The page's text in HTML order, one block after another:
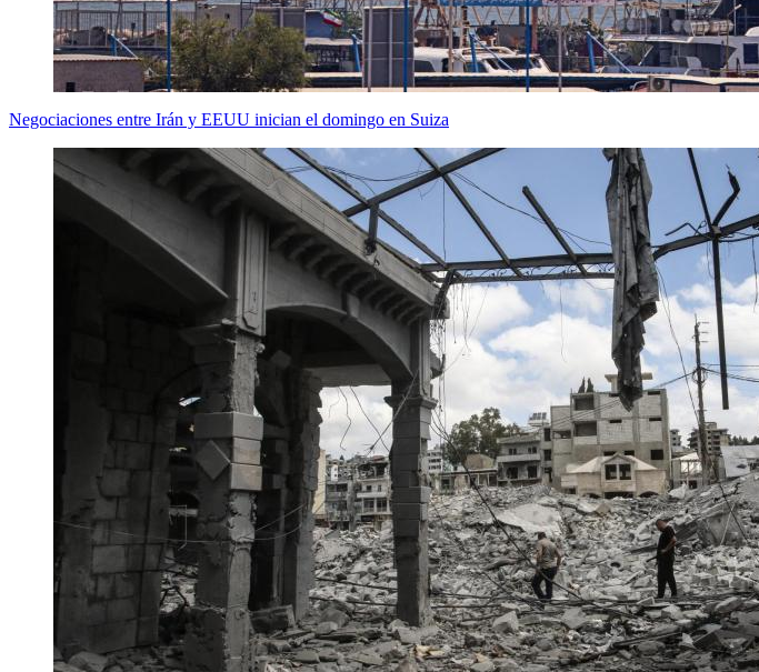
Negociaciones entre Irán y EEUU inician el domingo en Suiza